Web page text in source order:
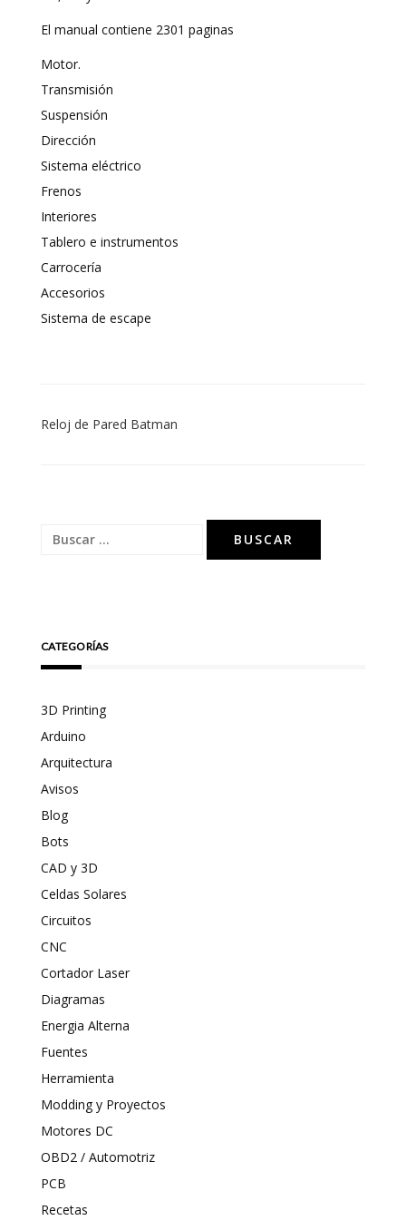
El manual contiene 2301 paginas
Motor.
Transmisión
Suspensión
Dirección
Sistema eléctrico
Frenos
Interiores
Tablero e instrumentos
Carrocería
Accesorios
Sistema de escape
Navegación
Reloj de Pared Batman
Buscar:
CATEGORÍAS
3D Printing
Arduino
Arquitectura
Avisos
Blog
Bots
CAD y 3D
Celdas Solares
Circuitos
CNC
Cortador Laser
Diagramas
Energia Alterna
Fuentes
Herramienta
Modding y Proyectos
Motores DC
OBD2 / Automotriz
PCB
Recetas